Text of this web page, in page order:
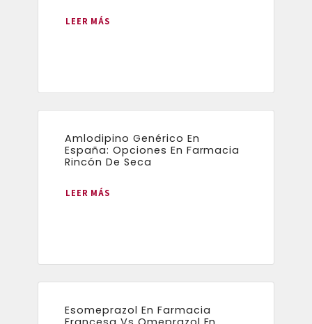
LEER MÁS
Amlodipino Genérico En
España: Opciones En Farmacia
Rincón De Seca
LEER MÁS
Esomeprazol En Farmacia